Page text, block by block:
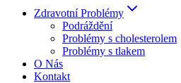
Zdravotní Problémy
Podráždění
Problémy s cholesterolem
Problémy s tlakem
O Nás
Kontakt